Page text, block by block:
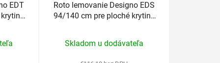
EDT
Roto lemovanie Designo EDS
94/140 cm pre ploché krytiny
hodnotenie
Skladom u dodávateľa